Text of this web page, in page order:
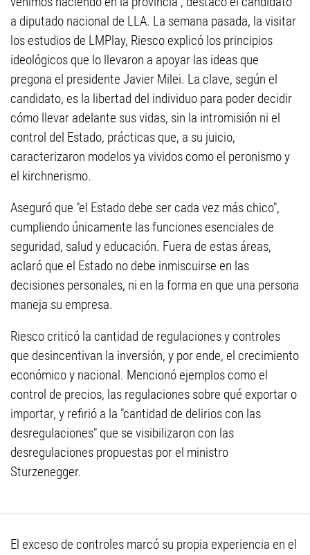
a diputado nacional de LLA. La semana pasada, la visitar
los estudios de LMPlay, Riesco explicó los principios
ideológicos que lo llevaron a apoyar las ideas que
pregona el presidente Javier Milei. La clave, según el
candidato, es la libertad del individuo para poder decidir
cómo llevar adelante sus vidas, sin la intromisión ni el
control del Estado, prácticas que, a su juicio,
caracterizaron modelos ya vividos como el peronismo y
el kirchnerismo.
Aseguró que "el Estado debe ser cada vez más chico",
cumpliendo únicamente las funciones esenciales de
seguridad, salud y educación. Fuera de estas áreas,
aclaró que el Estado no debe inmiscuirse en las
decisiones personales, ni en la forma en que una persona
maneja su empresa.
Riesco criticó la cantidad de regulaciones y controles
que desincentivan la inversión, y por ende, el crecimiento
económico y nacional. Mencionó ejemplos como el
control de precios, las regulaciones sobre qué exportar o
importar, y refirió a la "cantidad de delirios con las
desregulaciones" que se visibilizaron con las
desregulaciones propuestas por el ministro
Sturzenegger.
El exceso de controles marcó su propia experiencia en el